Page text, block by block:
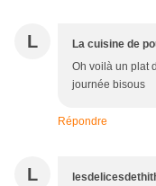
L La cuisine de
Oh voilà un plat
journée bisous
Répondre
L